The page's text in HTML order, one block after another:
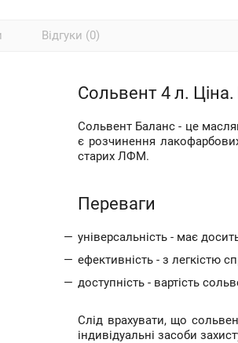
Відгуки (0)
Сольвент 4 л.
Сольвент Баланс - це
є розчинення
старих ЛФМ.
Переваги
універсальність - має
ефективність - з легкістю
доступність - вартість
Слід врахувати, що
індивідуальні засоби